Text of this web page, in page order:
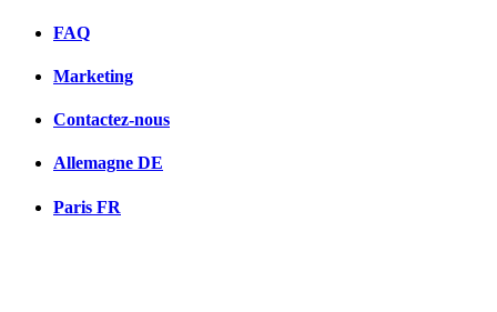
FAQ
Marketing
Contactez-nous
Allemagne DE
Paris FR